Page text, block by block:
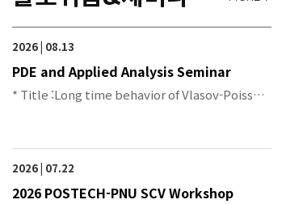
2026 | 08.13
PDE and Applied Analysis Seminar
* Title :Long time behavior of Vlasov-Poisson
2026 | 07.22
2026 POSTECH-PNU SCV Workshop